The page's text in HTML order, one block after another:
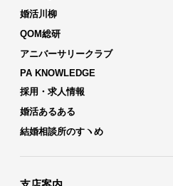
婚活川柳
QOM総研
アニバーサリークラブ
PA KNOWLEDGE
採用・求人情報
婚活あるある
結婚相談所のすヽめ